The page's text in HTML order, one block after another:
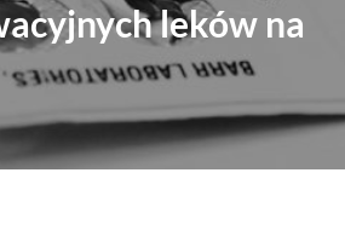
leków na